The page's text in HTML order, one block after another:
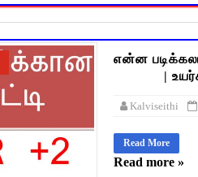
என்ன
|
Kalviseithi
Read More
Read more »